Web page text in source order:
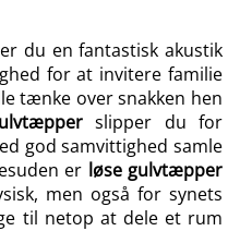
du en fantastisk akustik
for at invitere familie
tænke over snakken hen
slipper du for
god samvittighed samle
er løse gulvtæpper
men også for synets
til netop at dele et rum